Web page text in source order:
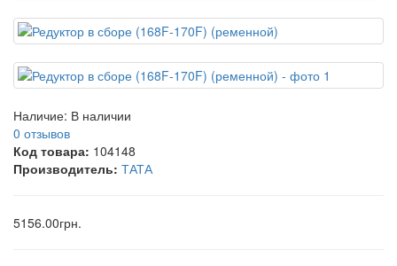
Наличие: В наличии
0 отзывов
Код товара: 104148
Производитель: ТАТА
5156.00грн.